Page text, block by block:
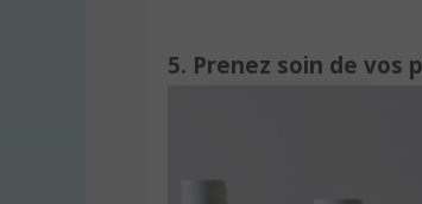
5. Prenez soin de vos